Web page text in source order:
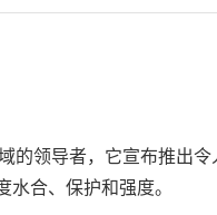
的领导者，它宣布推出令
合、保护和强度。